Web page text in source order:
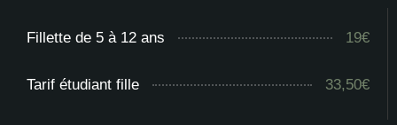
Fillette de 5 à 12 ans 19€
Tarif étudiant fille 33,50€